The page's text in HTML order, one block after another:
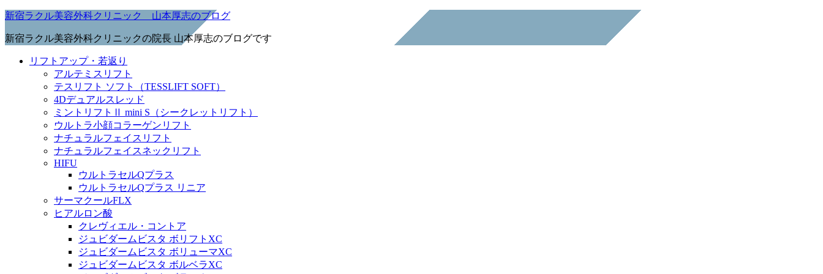
新宿ラクル美容外科クリニック 山本厚志のブログ
新宿ラクル美容外科クリニックの院長 山本厚志のブログです
リフトアップ・若返り
アルテミスリフト
テスリフト ソフト（TESSLIFT SOFT）
4Dデュアルスレッド
ミントリフトⅡ mini S（シークレットリフト）
ウルトラ小顔コラーゲンリフト
ナチュラルフェイスリフト
ナチュラルフェイスネックリフト
HIFU
ウルトラセルQプラス
ウルトラセルQプラス リニア
サーマクールFLX
ヒアルロン酸
クレヴィエル・コントア
ジュビダームビスタ ボリフトXC
ジュビダームビスタ ボリューマXC
ジュビダームビスタ ボルベラXC